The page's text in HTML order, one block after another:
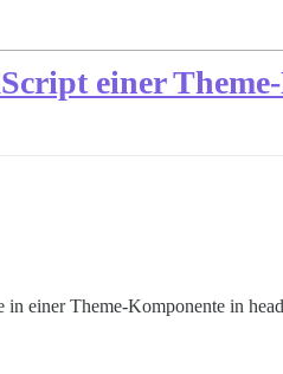
einer
einer Theme-Komponente in